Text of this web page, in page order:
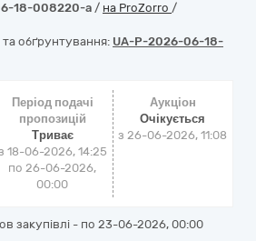
18-008220-a / на ProZorro /
та обґрунтування: UA-P-2026-06-18-
Період подачі
пропозицій
Триває
18-06-2026, 14:25
по 26-06-2026,
00:00
Аукціон
Очікується
з26-06-2026, 11:08
закупівлі - по 23-06-2026, 00:00